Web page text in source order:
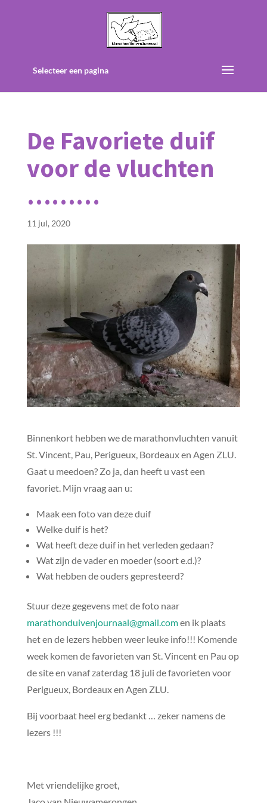
Selecteer een pagina
De Favoriete duif
voor de vluchten
………
11 jul, 2020
Binnenkort hebben we de marathonvluchten vanuit
St. Vincent, Pau, Perigueux, Bordeaux en Agen ZLU.
Gaat u meedoen? Zo ja, dan heeft u vast een
favoriet. Mijn vraag aan u:
Maak een foto van deze duif
Welke duif is het?
Wat heeft deze duif in het verleden gedaan?
Wat zijn de vader en moeder (soort e.d.)?
Wat hebben de ouders gepresteerd?
Stuur deze gegevens met de foto naar
marathonduivenjournaal@gmail.comen ik plaats
het en de lezers hebben weer leuke info!!! Komende
week komen de favorieten van St. Vincent en Pau op
de site en vanaf zaterdag 18 juli de favorieten voor
Perigueux, Bordeaux en Agen ZLU.
Bij voorbaat heel erg bedankt … zeker namens de
lezers !!!
Met vriendelijke groet,